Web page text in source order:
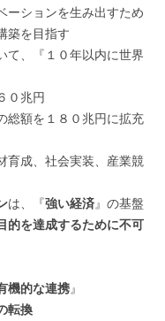
ーションを生み出すため
築を目指す
て、『１０年以内に世界
０兆円
総額を１８０兆円に拡充
育成、社会実装、産業競
は、『強い経済』の基盤
的を達成するために不可
機的な連携』
転換